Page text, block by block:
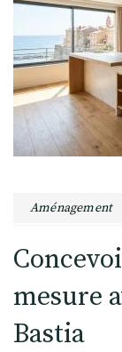
Aménagement
mesure
Bastia